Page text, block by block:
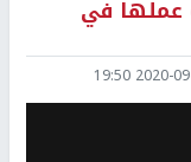
عملها في
2020-09-14